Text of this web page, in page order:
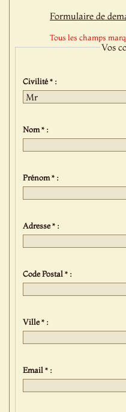
Formulaire de
Tous les champs
Vos
Civilité * :
Nom * :
Prénom * :
Adresse * :
Code Postal * :
Ville * :
Email * :